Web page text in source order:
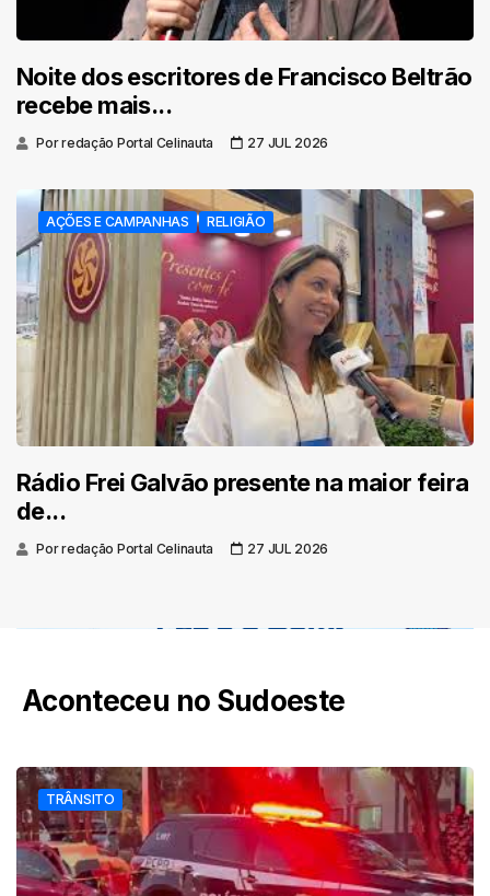
Noite dos escritores de Francisco Beltrão
recebe mais...
Por redação Portal Celinauta 27 JUL 2026
AÇÕES E CAMPANHAS RELIGIÃO
Rádio Frei Galvão presente na maior feira
de...
Por redação Portal Celinauta 27 JUL 2026
Aconteceu no Sudoeste
TRÂNSITO